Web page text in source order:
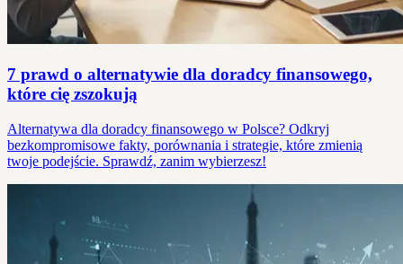
7 prawd o alternatywie dla doradcy finansowego,
które cię zszokują
Alternatywa dla doradcy finansowego w Polsce? Odkryj
bezkompromisowe fakty, porównania i strategie, które zmienią
twoje podejście. Sprawdź, zanim wybierzesz!